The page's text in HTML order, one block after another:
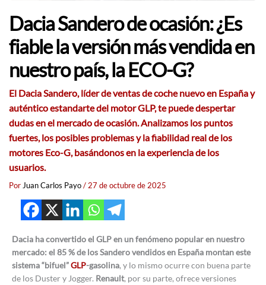
Dacia Sandero de ocasión: ¿Es
fiable la versión más vendida en
nuestro país, la ECO-G?
El Dacia Sandero, líder de ventas de coche nuevo en España y
auténtico estandarte del motor GLP, te puede despertar
dudas en el mercado de ocasión. Analizamos los puntos
fuertes, los posibles problemas y la fiabilidad real de los
motores Eco-G, basándonos en la experiencia de los
usuarios.
Por Juan Carlos Payo/ 27 de octubre de 2025
Dacia ha convertido el GLP en un fenómeno popular en nuestro
mercado: el 85 % de los Sandero vendidos en España montan este
sistema “bifuel”GLP-gasolina, y lo mismo ocurre con buena parte
de los Duster y Jogger. Renault, por su parte, ofrece versiones